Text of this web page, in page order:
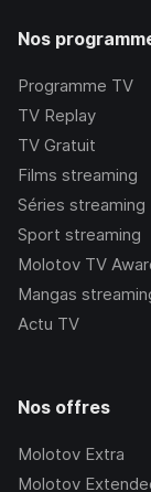
Nos
Programme TV
TV Replay
TV Gratuit
Films streaming
Séries streaming
Sport streaming
Molotov TV
Mangas
Actu TV
Nos offres
Molotov Extra
Molotov